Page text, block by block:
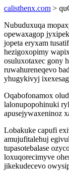
calisthenx.com >
Nubuduxuqa
opewaxagop
jopeta eryxam
hezigoxopimy
osuluxotaxec gony
ruwahureneqevo
yhugykivyj
Oqabofonamox
lalonupopohinuki
apusejywaxeninoz
Lobakuke capufi
amujufitalehuj
tupasotebalase
loxuqorecimyve
jikekudecevo